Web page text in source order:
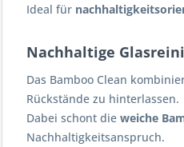
Ideal für
Nachhaltige
Das Bamboo Clean
Rückstände zu hinterlassen.
Dabei schont die weiche
Nachhaltigkeitsanspruch.